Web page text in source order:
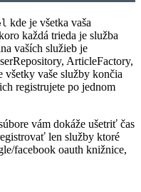
kde je všetka vaša
každá trieda je služba
vaších služieb je
ArticleFactory,
vaše služby končia
registrujete po jednom
vám dokáže ušetriť čas
len služby ktoré
facebook oauth knižnice,